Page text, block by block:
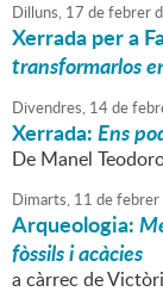
Dilluns, 17 defebrer
Xerrada per a
transformarlos
Divendres, 14de
Xerrada:Ens
De Manel
Dimarts, 11 defebrer
Arqueologia:
fòssils i acàcies
a càrrec de